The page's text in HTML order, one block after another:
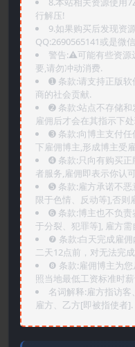
行解压!
9.如果购买后发现资
QQ:2690565141或是微
警告:⚠️可能有些资源
要,请勿冲动消费.
➊️ 条款:请支持正版软
商的社会贡献.
➋️ 条款:站点不存储和
雇佣后才会在其指示下
➌️ 条款:向博主支付任
下雇佣博主,形成博主受
➍️ 条款:只向有购买正
者服务,雇佣即表示你认
➎ 条款:雇方承诺不恶
限于色情、反动等],否则
➏️ 条款:博主也不负责
于分裂、犯罪等], 雇方
❼ 条款:白天完成雇
二天12点前，对无法完
❽ 条款:雇佣博主为
照当地最低工资标准时
名词解释:雇方指访
雇方、乙方[即被指使者].